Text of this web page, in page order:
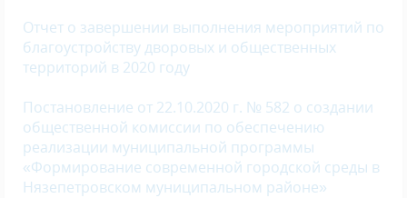
Отчет о завершении выполнения мероприятий по
благоустройству дворовых и общественных
территорий в 2020 году
Постановление от 22.10.2020 г. № 582 о создании
общественной комиссии по обеспечению
реализации муниципальной программы
«Формирование современной городской среды в
Нязепетровском муниципальном районе»